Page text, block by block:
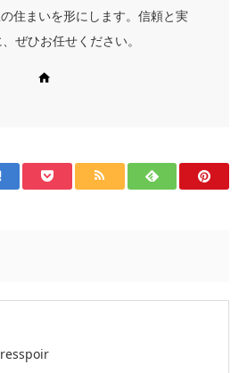
住まいを形にします。信頼と実
ぜひお任せください。